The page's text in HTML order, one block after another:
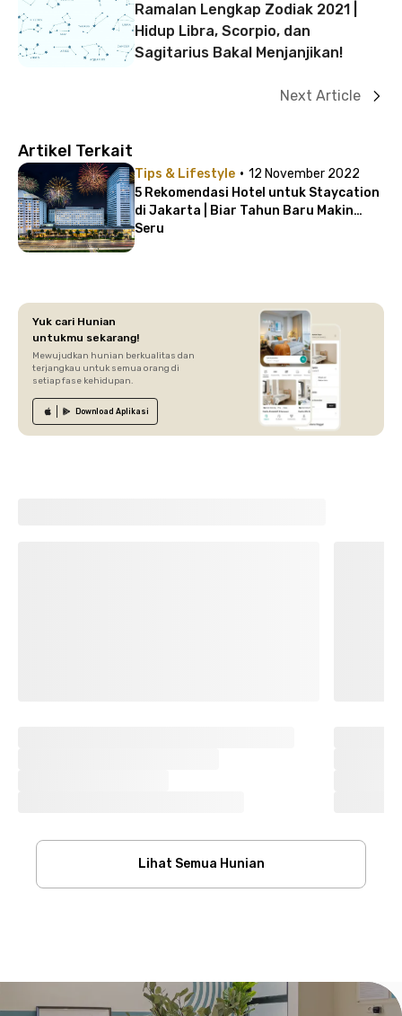
Ramalan Lengkap Zodiak 2021 |
Hidup Libra, Scorpio, dan
Sagitarius Bakal Menjanjikan!
Next Article
Artikel Terkait
Tips & Lifestyle · 12 November 2022
5 Rekomendasi Hotel untuk Staycation
di Jakarta | Biar Tahun Baru Makin
Seru
Yuk cari Hunian
untukmu sekarang!
Mewujudkan hunian berkualitas dan
terjangkau untuk semua orang di
setiap fase kehidupan.
Download Aplikasi
Lihat Semua Hunian